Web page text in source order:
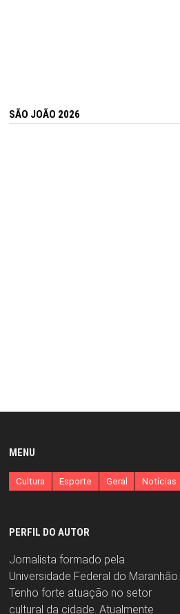
SÃO JOÃO 2026
MENU
Cultura Esporte Geral Notícias
PERFIL DO AUTOR
Jornalista formado pela
Universidade Federal do Maranhão.
Tenho forte atuação no setor
cultural da cidade. Atualmente